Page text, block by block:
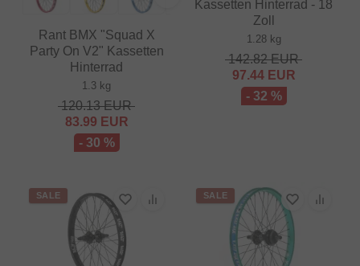
Rant BMX "Squad X
Party On V2" Kassetten
Hinterrad
1.3 kg
120.13EUR
83.99 EUR
- 30 %
Kassetten Hinterrad - 18
Zoll
1.28 kg
142.82EUR
97.44EUR
- 32 %
SALE SALE